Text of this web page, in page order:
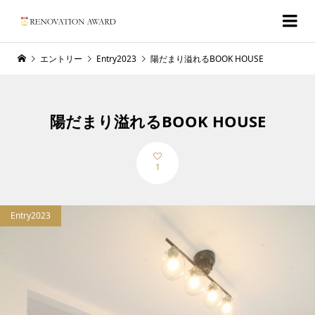
エントリー Entry2023 陽だまり溢れるBOOK HOUSE
陽だまり溢れるBOOK HOUSE
1
Entry2023